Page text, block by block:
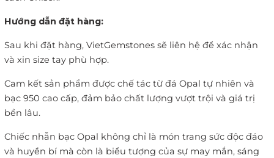
Hướng dẫn đặt hàng:
Sau khi đặt hàng, VietGemstones sẽ liên hệ để xác nhận
và xin size tay phù hợp.
Cam kết sản phẩm được chế tác từ đá Opal tự nhiên và
bạc 950 cao cấp, đảm bảo chất lượng vượt trội và giá trị
bền lâu.
Chiếc nhẫn bạc Opal không chỉ là món trang sức độc đáo
và huyền bí mà còn là biểu tượng của sự may mắn, sáng